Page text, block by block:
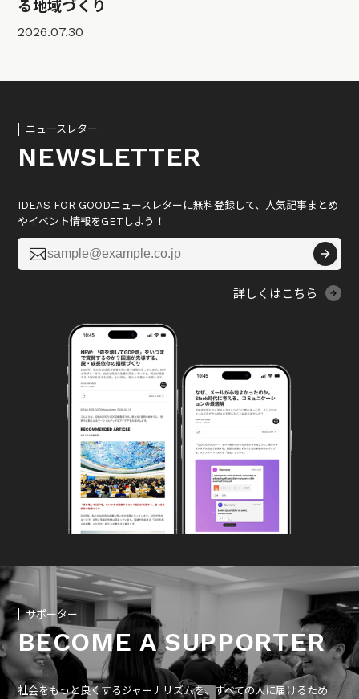
る地域づくり
2026.07.30
ニュースレター
NEWSLETTER
IDEAS FOR GOODニュースレターに無料登録して、人気記事まとめ
やイベント情報をGETしよう！

詳しくはこちら
サポーター
BECOME A SUPPORTER
社会をもっと良くするジャーナリズムを、すべての人に届けるため